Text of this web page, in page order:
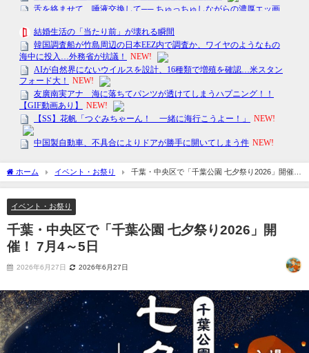
ホーム イベント・お祭り
千葉・中央区で「千葉公園 七夕祭り2026」開催！
7月4～5日
イベント・お祭り
千葉・中央区で「千葉公園 七夕祭り2026」開
催！ 7月4～5日
2026年6月27日 2026年6月27日